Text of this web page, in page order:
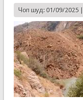
Чоп шуд: 01/09/2025 |